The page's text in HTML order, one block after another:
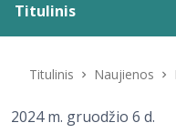
Titulinis
Leidiniai
Titulinis Naujienos
2024 m. gruodžio 6 d.